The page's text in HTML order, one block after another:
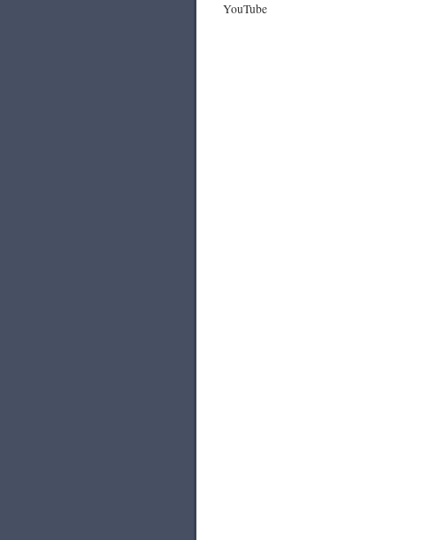
YouTube